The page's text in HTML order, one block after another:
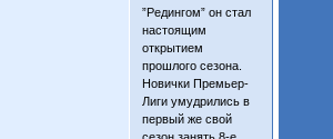
”Редингом” он стал
настоящим
открытием
прошлого сезона.
Новички Премьер-
Лиги умудрились в
первый же свой